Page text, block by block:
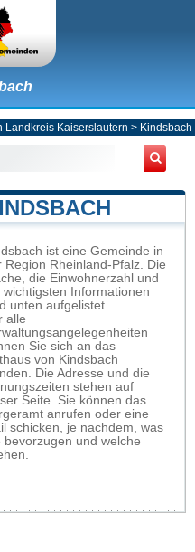
Landkreis Kaiserslautern > Kindsbach
ist eine Gemeinde in
Region Rheinland-Pfalz. Die
die Einwohnerzahl und
wichtigsten Informationen
unten aufgelistet.
alle
Sie sich an das
von Kindsbach
Die Adresse und die
stehen auf
Seite. Sie können das
anrufen oder eine
schicken, je nachdem, was
bevorzugen und welche